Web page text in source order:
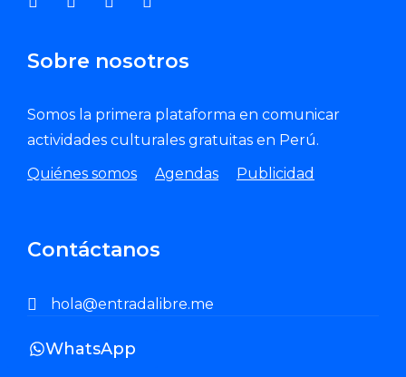
Sobre nosotros
Somos la primera plataforma en comunicar
actividades culturales gratuitas en Perú.
Quiénes somos
Agendas Publicidad
Contáctanos
hola@entradalibre.me
WhatsApp